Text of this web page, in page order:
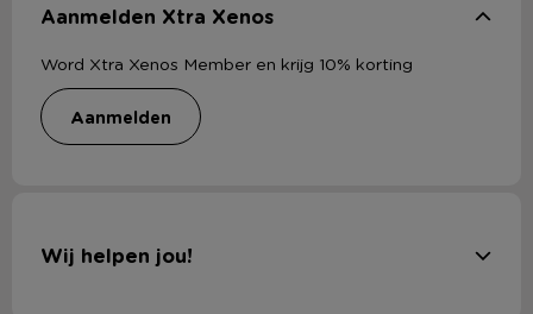
Aanmelden Xtra Xenos
Word Xtra Xenos Member en krijg 10% korting
aanmelden
Wij helpen jou!